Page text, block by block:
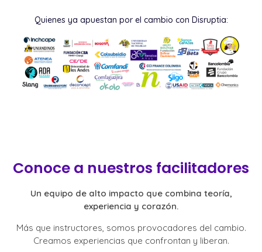
Quienes ya apuestan por el cambio con Disruptia:
Conoce a nuestros facilitadores
Un equipo de alto impacto que combina teoría,
experiencia y corazón.
Más que instructores, somos provocadores del cambio.
Creamos experiencias que confrontan y liberan.